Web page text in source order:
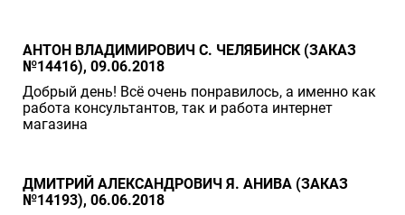
АНТОН ВЛАДИМИРОВИЧ С. ЧЕЛЯБИНСК (ЗАКАЗ
№14416), 09.06.2018
Добрый день! Всё очень понравилось, а именно как
работа консультантов, так и работа интернет
магазина
ДМИТРИЙ АЛЕКСАНДРОВИЧ Я. АНИВА (ЗАКАЗ
№14193), 06.06.2018